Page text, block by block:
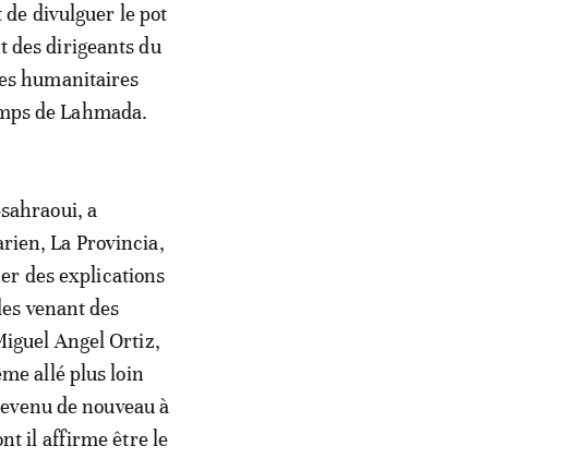
divulguer le pot
des dirigeants du
humanitaires
de Lahmada.
a
La Provincia,
des explications
venant des
Angel Ortiz,
allé plus loin
de nouveau à
il affirme être le